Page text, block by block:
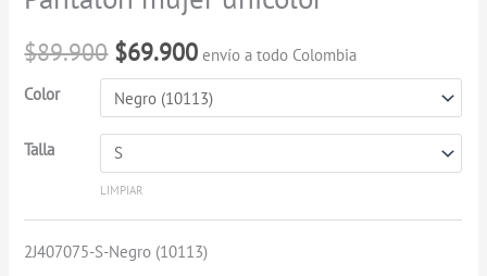
$89.900
original
era:
$89.900.
$69.900es:
$69.900.
envío a todo Colombia
Color
Talla
LIMPIAR
2J407075-S-Negro (10113)
cantidad